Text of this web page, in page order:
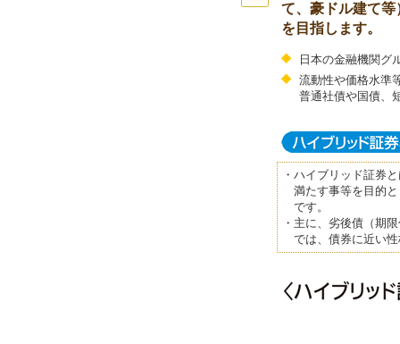
て、豪ドル建て
を目指します。
日本の金融機関グ
流動性や価格水準
普通社債や国債、
・ ハイブリッド証券
満たす事等を目的
です。
・ 主に、劣後債（期
では、債券に近い